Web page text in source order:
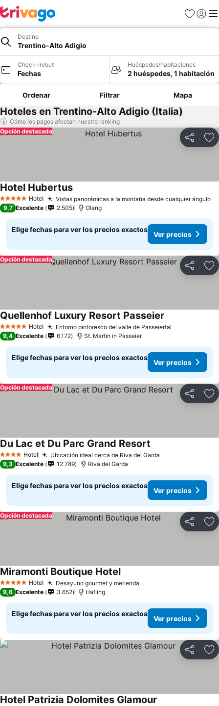
Favoritos
Iniciar
Destino
Trentino-Alto Adigio
Check-in/out
Fechas
Huéspedes/habitaciones
2 huéspedes, 1 habitación
Ordenar Filtrar Mapa
Hoteles en Trentino-Alto Adigio (Italia)
Cómo los pagos afectan nuestro ranking
Compartir
Opción destacada
5 Estrellas Hotel Vistas panorámicas a la montaña desde cualquier ángulo
Hotel Hubertus
9,7 Excelente 2.505 Olang
Elige fechas para ver los precios exactos
Ver precios
Compartir
Opción destacada
5 Estrellas Hotel Entorno pintoresco del valle de Passeiertal
Quellenhof Luxury Resort Passeier
9,4 Excelente 6.172 St. Martin in Passeier
Elige fechas para ver los precios exactos
Ver precios
Compartir
Opción destacada
4 EstrellasHotel Ubicación ideal cerca de Riva del Garda
Du Lac et Du Parc Grand Resort
9,3 Excelente 12.789 Riva del Garda
Elige fechas para ver los precios exactos
Ver precios
Compartir
Opción destacada
5 Estrellas Hotel Desayuno gourmet y merienda
Miramonti Boutique Hotel
9,6 Excelente 3.652 Hafling
Elige fechas para ver los precios exactos
Ver precios
Compartir
Hotel Patrizia Dolomites Glamour